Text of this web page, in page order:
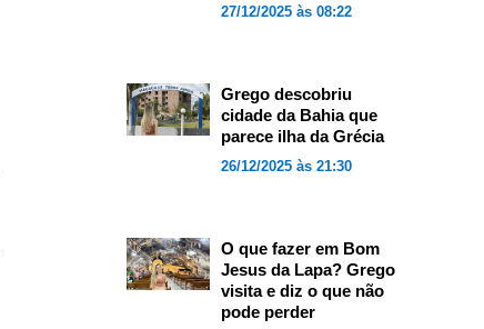
27/12/2025 às 08:22
Grego descobriu
cidade da Bahia que
parece ilha da Grécia
26/12/2025 às 21:30
O que fazer em Bom
Jesus da Lapa? Grego
visita e diz o que não
pode perder